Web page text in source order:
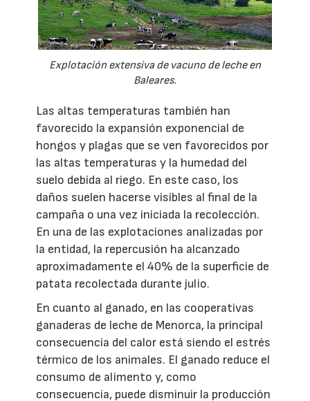
Explotación extensiva de vacuno de leche en
Baleares.
Las altas temperaturas también han
favorecido la expansión exponencial de
hongos y plagas que se ven favorecidos por
las altas temperaturas y la humedad del
suelo debida al riego. En este caso, los
daños suelen hacerse visibles al final de la
campaña o una vez iniciada la recolección.
En una de las explotaciones analizadas por
la entidad, la repercusión ha alcanzado
aproximadamente el 40% de la superficie de
patata recolectada durante julio.
En cuanto al ganado, en las cooperativas
ganaderas de leche de Menorca, la principal
consecuencia del calor está siendo el estrés
térmico de los animales. El ganado reduce el
consumo de alimento y, como
consecuencia, puede disminuir la producción